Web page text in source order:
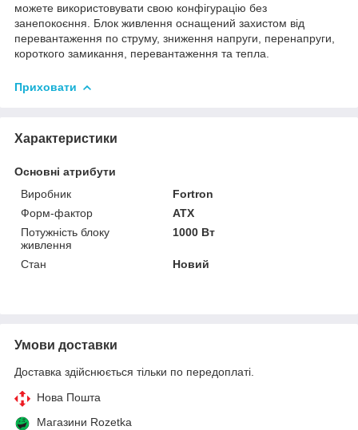
можете використовувати свою конфігурацію без
занепокоєння. Блок живлення оснащений захистом від
перевантаження по струму, зниження напруги, перенапруги,
короткого замикання, перевантаження та тепла.
Приховати
Характеристики
Основні атрибути
Виробник
Fortron
Форм-фактор
ATX
Потужність блоку
живлення
1000 Вт
Стан Новий
Умови доставки
Доставка здійснюється тільки по передоплаті.
Нова Пошта
Магазини Rozetka